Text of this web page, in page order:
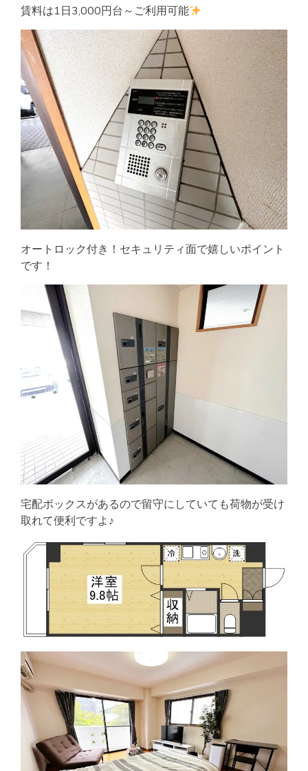
賃料は1日3,000円台～ご利用可能
オートロック付き！セキュリティ面で嬉しいポイント
です！
宅配ボックスがあるので留守にしていても荷物が受け
取れて便利ですよ♪